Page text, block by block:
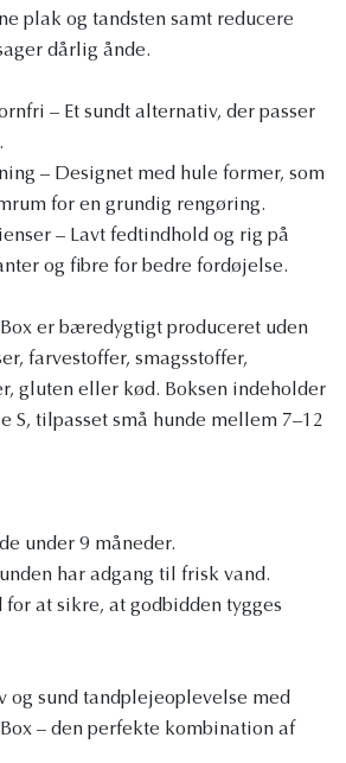
plak og tandsten samt reducere
dårlig ånde.
– Et sundt alternativ, der passer
– Designet med hule former, som
for en grundig rengøring.
– Lavt fedtindhold og rig på
og fibre for bedre fordøjelse.
er bæredygtigt produceret uden
farvestoffer, smagsstoffer,
gluten eller kød. Boksen indeholder
S, tilpasset små hunde mellem 7–12
under 9 måneder.
har adgang til frisk vand.
for at sikre, at godbidden tygges
og sund tandplejeoplevelse med
– den perfekte kombination af